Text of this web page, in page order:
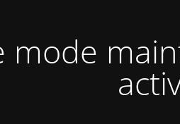
mode